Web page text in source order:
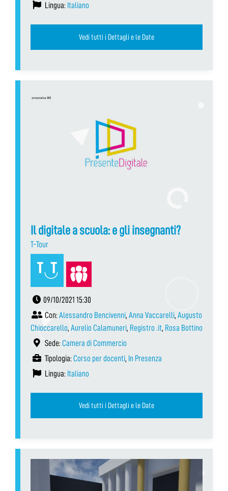
Lingua: Italiano
Vedi tutti i Dettagli e le Date
Il digitale a scuola: e gli insegnanti?
T-Tour
09/10/2021 15:30
Con: Alessandro Bencivenni, Anna Vaccarelli, Augusto
Chioccarello, Aurelio Calamuneri, Registro .it, Rosa Bottino
Sede: Camera di Commercio
Tipologia: Corso per docenti, In Presenza
Lingua: Italiano
Vedi tutti i Dettagli e le Date